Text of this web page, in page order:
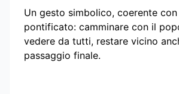
Un gesto simbolico, coerente
pontificato: camminare con il
vedere da tutti, restare vicino
passaggio finale.